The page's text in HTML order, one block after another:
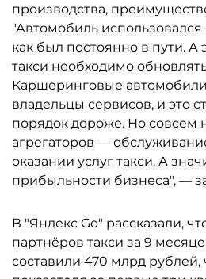
производства,
"Автомобиль
как был постоянно в пути. А
такси необходимо
Каршеринговые
владельцы сервисов, и это
порядок дороже. Но совсем
агрегаторов —
оказании услуг такси. А
прибыльности бизнеса", —
В "Яндекс Go" рассказали,
партнёров такси за 9
составили 470 млрд рублей,